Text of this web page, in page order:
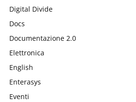
Digital Divide
Docs
Documentazione 2.0
Elettronica
English
Enterasys
Eventi